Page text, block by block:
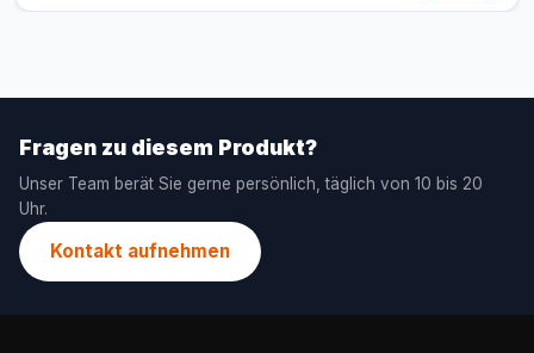
Fragen zu diesem Produkt?
Unser Team berät Sie gerne persönlich, täglich von 10 bis 20
Uhr.
Kontakt aufnehmen